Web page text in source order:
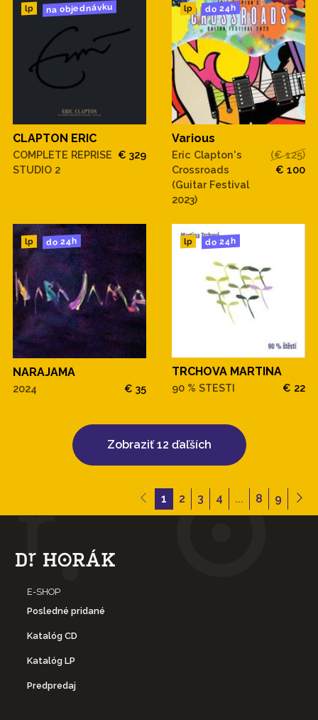
lp na objednávku
CLAPTON ERIC
COMPLETE REPRISE
STUDIO 2
€ 329
lp do 24h
Various
Eric Clapton's
Crossroads
(Guitar Festival
2023)
(€ 125)
€ 100
lp do 24h
NARAJAMA
2024 € 35
lp do 24h
TRCHOVA MARTINA
90 % STESTI € 22
Zobraziť 12 ďaľších
1 2 3 4 ... 8 9
E-SHOP
Posledné pridané
Katalóg CD
Katalóg LP
Predpredaj